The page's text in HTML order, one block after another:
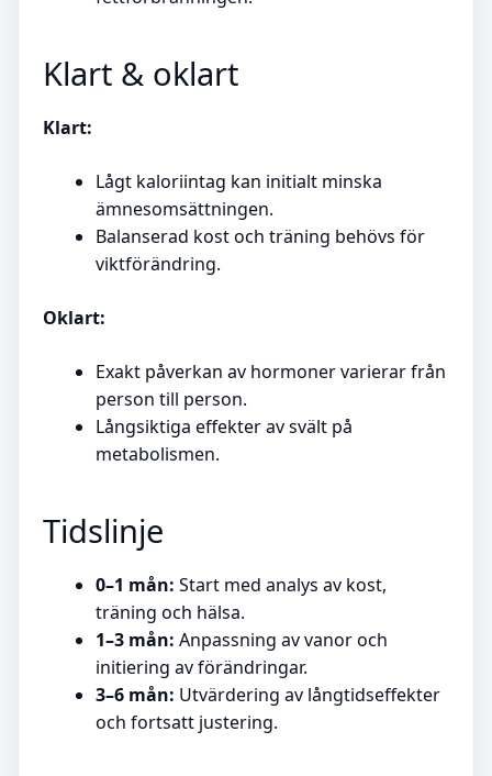
Klart & oklart
Klart:
Lågt kaloriintag kan initialt minska
ämnesomsättningen.
Balanserad kost och träning behövs för
viktförändring.
Oklart:
Exakt påverkan av hormoner varierar från
person till person.
Långsiktiga effekter av svält på
metabolismen.
Tidslinje
0–1 mån: Start med analys av kost,
träning och hälsa.
1–3 mån: Anpassning av vanor och
initiering av förändringar.
3–6 mån: Utvärdering av långtidseffekter
och fortsatt justering.